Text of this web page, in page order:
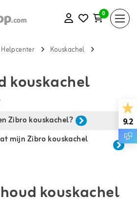
0
Helpcenter
Kouskachel
kouskachel
Zibro kouskachel?
mijn Zibro kouskachel
kouskachel
9.2